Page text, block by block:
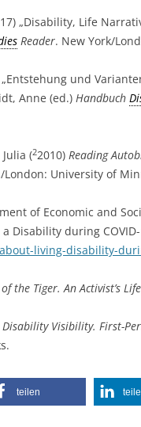
„Disability, Life
Reader. New York/
„Entstehung und
Anne (ed.) Handbuch
(22010) Reading
University of
of Economic and
Disability during COVID-
living-disability-
the Tiger. An Activist’s Life
Disability Visibility. First-
teilen